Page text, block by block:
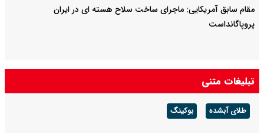
مقام سابق آمریکایی: ماجرای ساخت سلاح هسته ای در ایران
پروپاگانداست
تبلیغات متنی
طلای آبشده بوکینگ